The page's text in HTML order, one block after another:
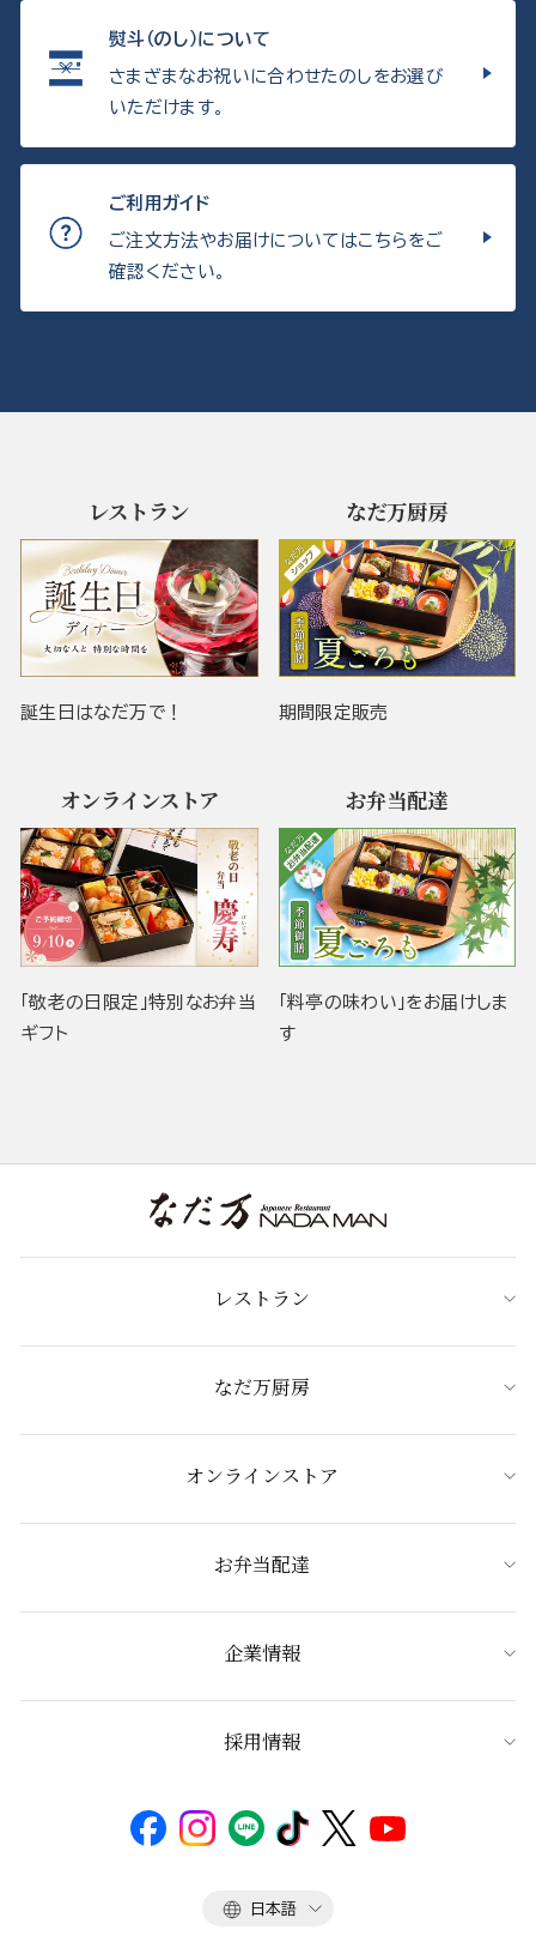
熨斗（のし）について
さまざまなお祝いに合わせたのしをお選び
いただけます。
ご利用ガイド
ご注文方法やお届けについてはこちらをご
確認ください。
レストラン
誕生日はなだ万で！
なだ万厨房
期間限定販売
オンラインストア
「敬老の日限定」特別なお弁当
ギフト
お弁当配達
「料亭の味わい」をお届けしま
す
レストラン
なだ万厨房
オンラインストア
お弁当配達
企業情報
採用情報
言
日本語